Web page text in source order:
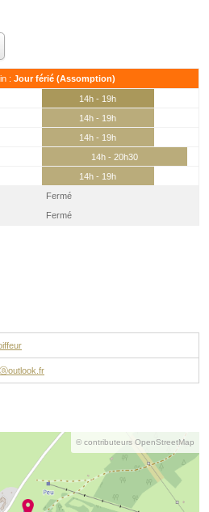
: Jour férié (Assomption)
14h - 19h
14h - 19h
14h - 19h
14h - 20h30
14h - 19h
Fermé
Fermé
© contributeurs OpenStreetMap